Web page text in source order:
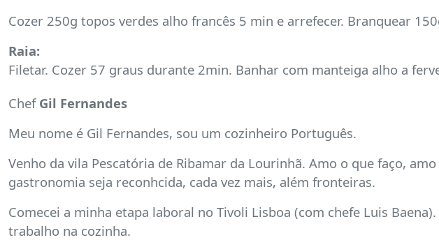
Cozer 250g topos verdes alho francês 5 min e arrefecer. Branquear
Raia:
Filetar. Cozer 57 graus durante 2min. Banhar com manteiga alho a
Chef Gil Fernandes
Meu nome é Gil Fernandes, sou um cozinheiro Português.
Venho da vila Pescatória de Ribamar da Lourinhã. Amo o que faço,
gastronomia seja reconhcida, cada vez mais, além fronteiras.
Comecei a minha etapa laboral no Tivoli Lisboa (com chefe Luis
trabalho na cozinha.